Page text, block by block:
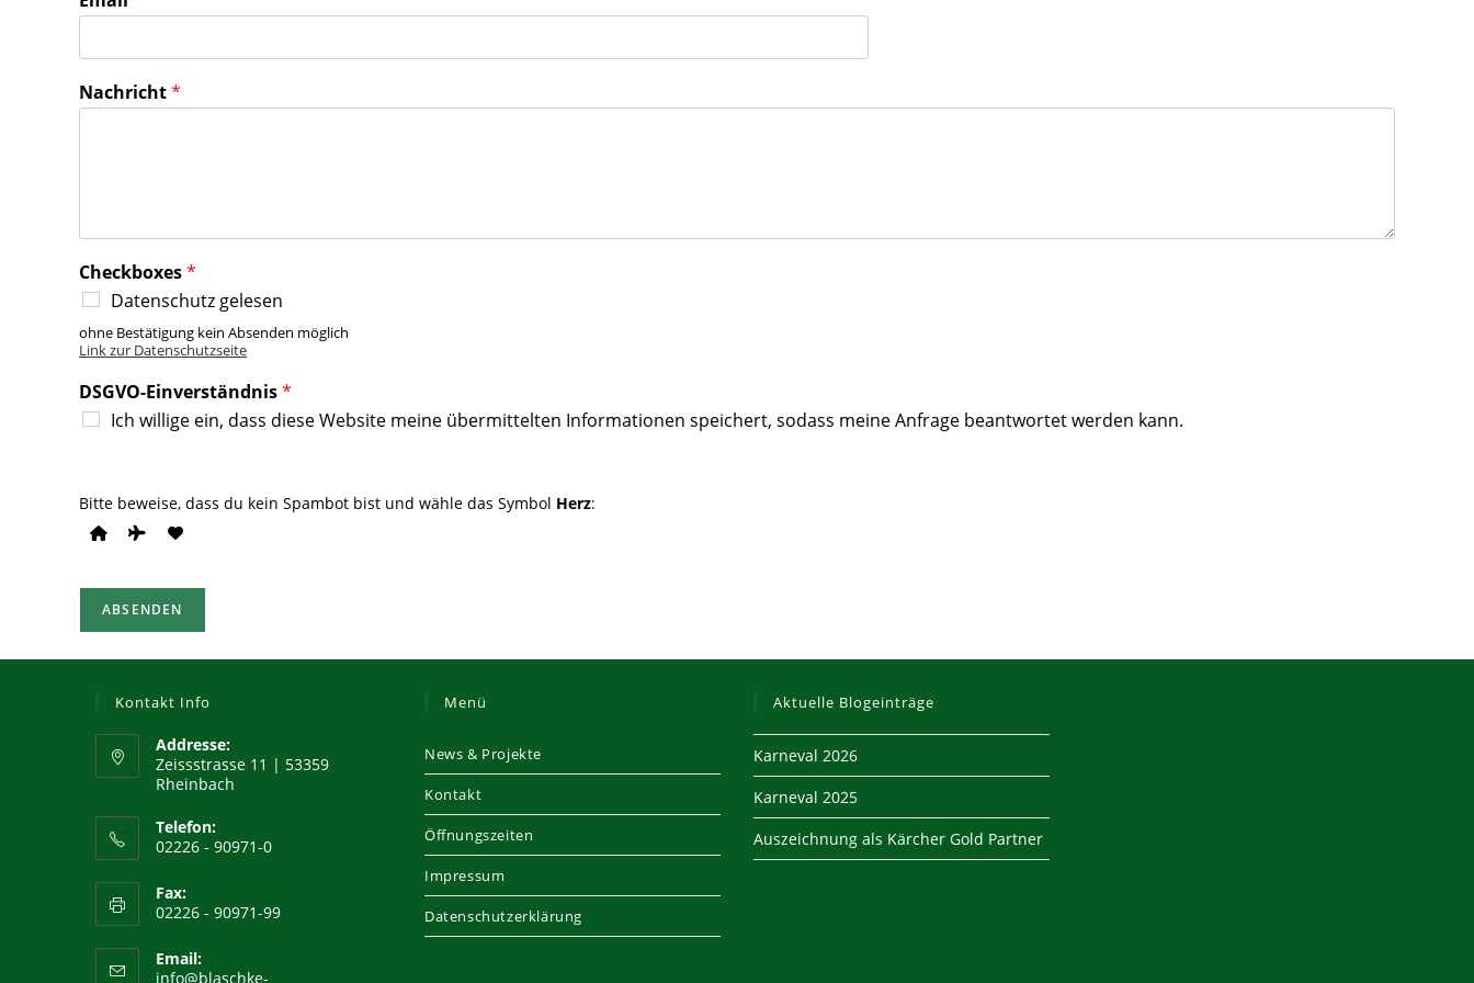
E
i
l
i
c
h
t
Nachricht*
Checkboxes*
Datenschutz gelesen
ohne Bestätigung kein Absenden möglich
Link zur Datenschutzseite
DSGVO-Einverständnis*
Ich willige ein, dass diese Website meine übermittelten Informationen speichert, sodass meine Anfrage beantwortet werden kann.
Bitte beweise, dass du kein Spambot bist und wähle das Symbol Herz:
ABSENDEN
Kontakt Info
Addresse:
Zeissstrasse 11 | 53359
Rheinbach
Telefon:
02226 - 90971-0
Fax:
02226 - 90971-99
Email:
info@blaschke-
Menü
News & Projekte
Kontakt
Öffnungszeiten
Impressum
Datenschutzerklärung
Aktuelle Blogeinträge
Karneval 2026
Karneval 2025
Auszeichnung als Kärcher Gold Partner